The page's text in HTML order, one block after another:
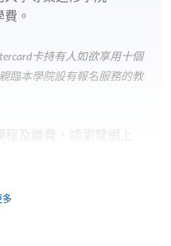
。
卡持有人如欲享用十個
臨本學院設有報名服務的教
及繳費，請瀏覽網上
多